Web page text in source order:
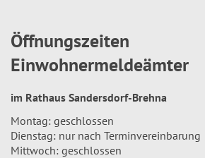
Öffnungszeiten
Einwohnermeldeämter
im Rathaus Sandersdorf-Brehna
Montag: geschlossen
Dienstag: nur nach Terminvereinbarung
Mittwoch: geschlossen